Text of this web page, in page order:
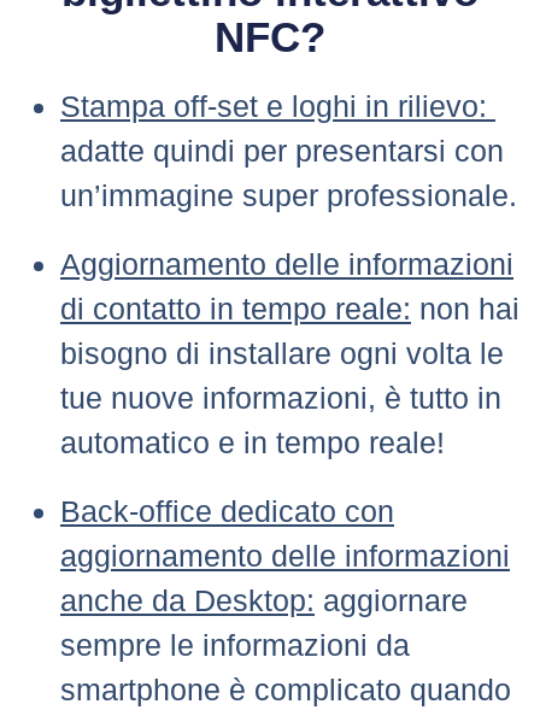
NFC?
Stampa off-set e loghi in rilievo:
adatte quindi per presentarsi con
un’immagine super professionale.
Aggiornamento delle informazioni
di contatto in tempo reale: non hai
bisogno di installare ogni volta le
tue nuove informazioni, è tutto in
automatico e in tempo reale!
Back-office dedicato con
aggiornamento delle informazioni
anche da Desktop: aggiornare
sempre le informazioni da
smartphone è complicato quando